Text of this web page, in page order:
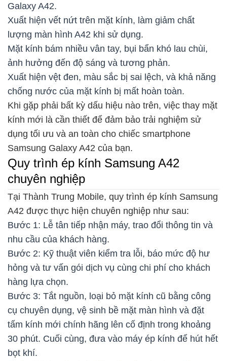
Galaxy A42.
Xuất hiện vết nứt trên mặt kính, làm giảm chất
lượng màn hình A42 khi sử dụng.
Mặt kính bám nhiều vân tay, bụi bẩn khó lau chùi,
ảnh hưởng đến độ sáng và tương phản.
Xuất hiện vệt đen, màu sắc bị sai lệch, và khả năng
chống nước của mặt kính bị mất hoàn toàn.
Khi gặp phải bất kỳ dấu hiệu nào trên, việc thay mặt
kính mới là cần thiết để đảm bảo trải nghiệm sử
dụng tối ưu và an toàn cho chiếc smartphone
Samsung Galaxy A42 của bạn.
Quy trình ép kính Samsung A42
chuyên nghiệp
Tại Thành Trung Mobile, quy trình ép kính Samsung
A42 được thực hiện chuyên nghiệp như sau:
Bước 1: Lễ tân tiếp nhận máy, trao đổi thông tin và
nhu cầu của khách hàng.
Bước 2: Kỹ thuật viên kiểm tra lỗi, báo mức độ hư
hỏng và tư vấn gói dịch vụ cùng chi phí cho khách
hàng lựa chọn.
Bước 3: Tắt nguồn, loại bỏ mặt kính cũ bằng công
cụ chuyên dụng, vệ sinh bề mặt màn hình và đặt
tấm kính mới chính hãng lên cố định trong khoảng
30 phút. Cuối cùng, đưa vào máy ép kính để hút hết
bọt khí.